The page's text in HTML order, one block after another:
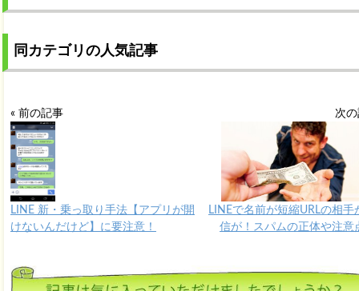
同カテゴリの人気記事
« 前の記事
LINE 新・乗っ取り手法【アプリが開
けないんだけど】に要注意！
次
LINEで名前が短縮URLの相手
信が！スパムの正体や注意